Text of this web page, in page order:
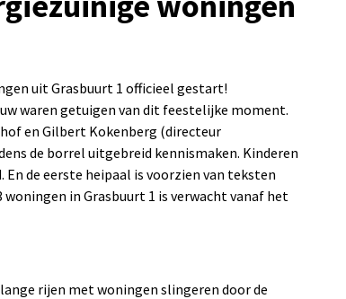
uit Grasbuurt 1 officieel gestart!
waren getuigen van dit feestelijke moment.
en Gilbert Kokenberg (directeur
de borrel uitgebreid kennismaken. Kinderen
de eerste heipaal is voorzien van teksten
woningen in Grasbuurt 1 is verwacht vanaf het
rijen met woningen slingeren door de